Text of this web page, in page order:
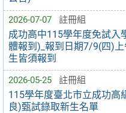
2026-07-07 註冊組
成功高中115學年度免試入
體報到)_報到日期7/9(四)
生皆須報到
2026-05-25 註冊組
115學年度臺北市立成功高
良)甄試錄取新生名單